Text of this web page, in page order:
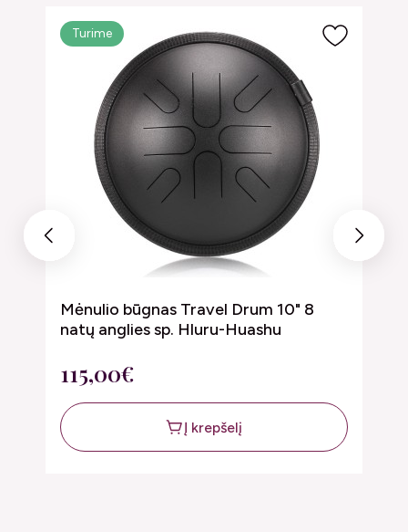
Previous
Turime
Mėnulio būgnas Travel Drum 10" 8
natų anglies sp. Hluru-Huashu
115,00€
Į krepšelį
Next